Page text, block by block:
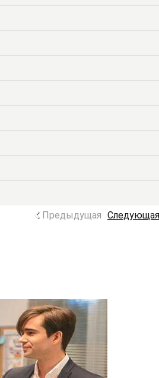
Предыдущая Следующая